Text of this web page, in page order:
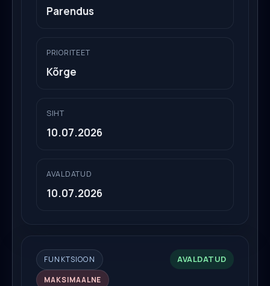
Parendus
PRIORITEET
Kõrge
SIHT
10.07.2026
AVALDATUD
10.07.2026
FUNKTSIOON
MAKSIMAALNE
AVALDATUD